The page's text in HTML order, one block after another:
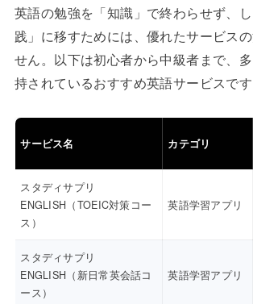
英語の勉強を「知識」で終わらせず、
践」に移すためには、優れたサービス
せん。以下は初心者から中級者まで、
持されているおすすめ英語サービスです
サービス名 カテゴリ
スタディサプリ
ENGLISH（TOEIC対策コー
ス）
英語学習アプリ
スタディサプリ
ENGLISH（新日常英会話コ
ース）
英語学習アプリ